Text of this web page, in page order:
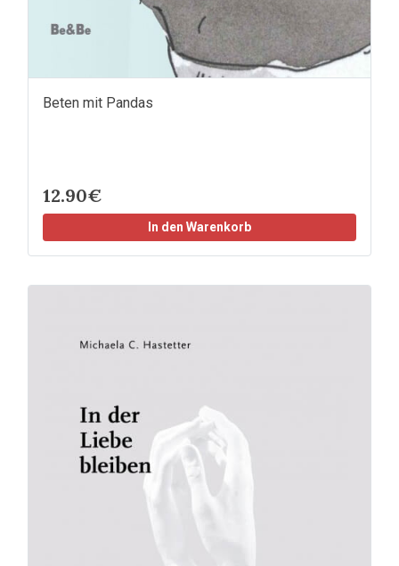
Beten mit Pandas
12.90€
In den Warenkorb